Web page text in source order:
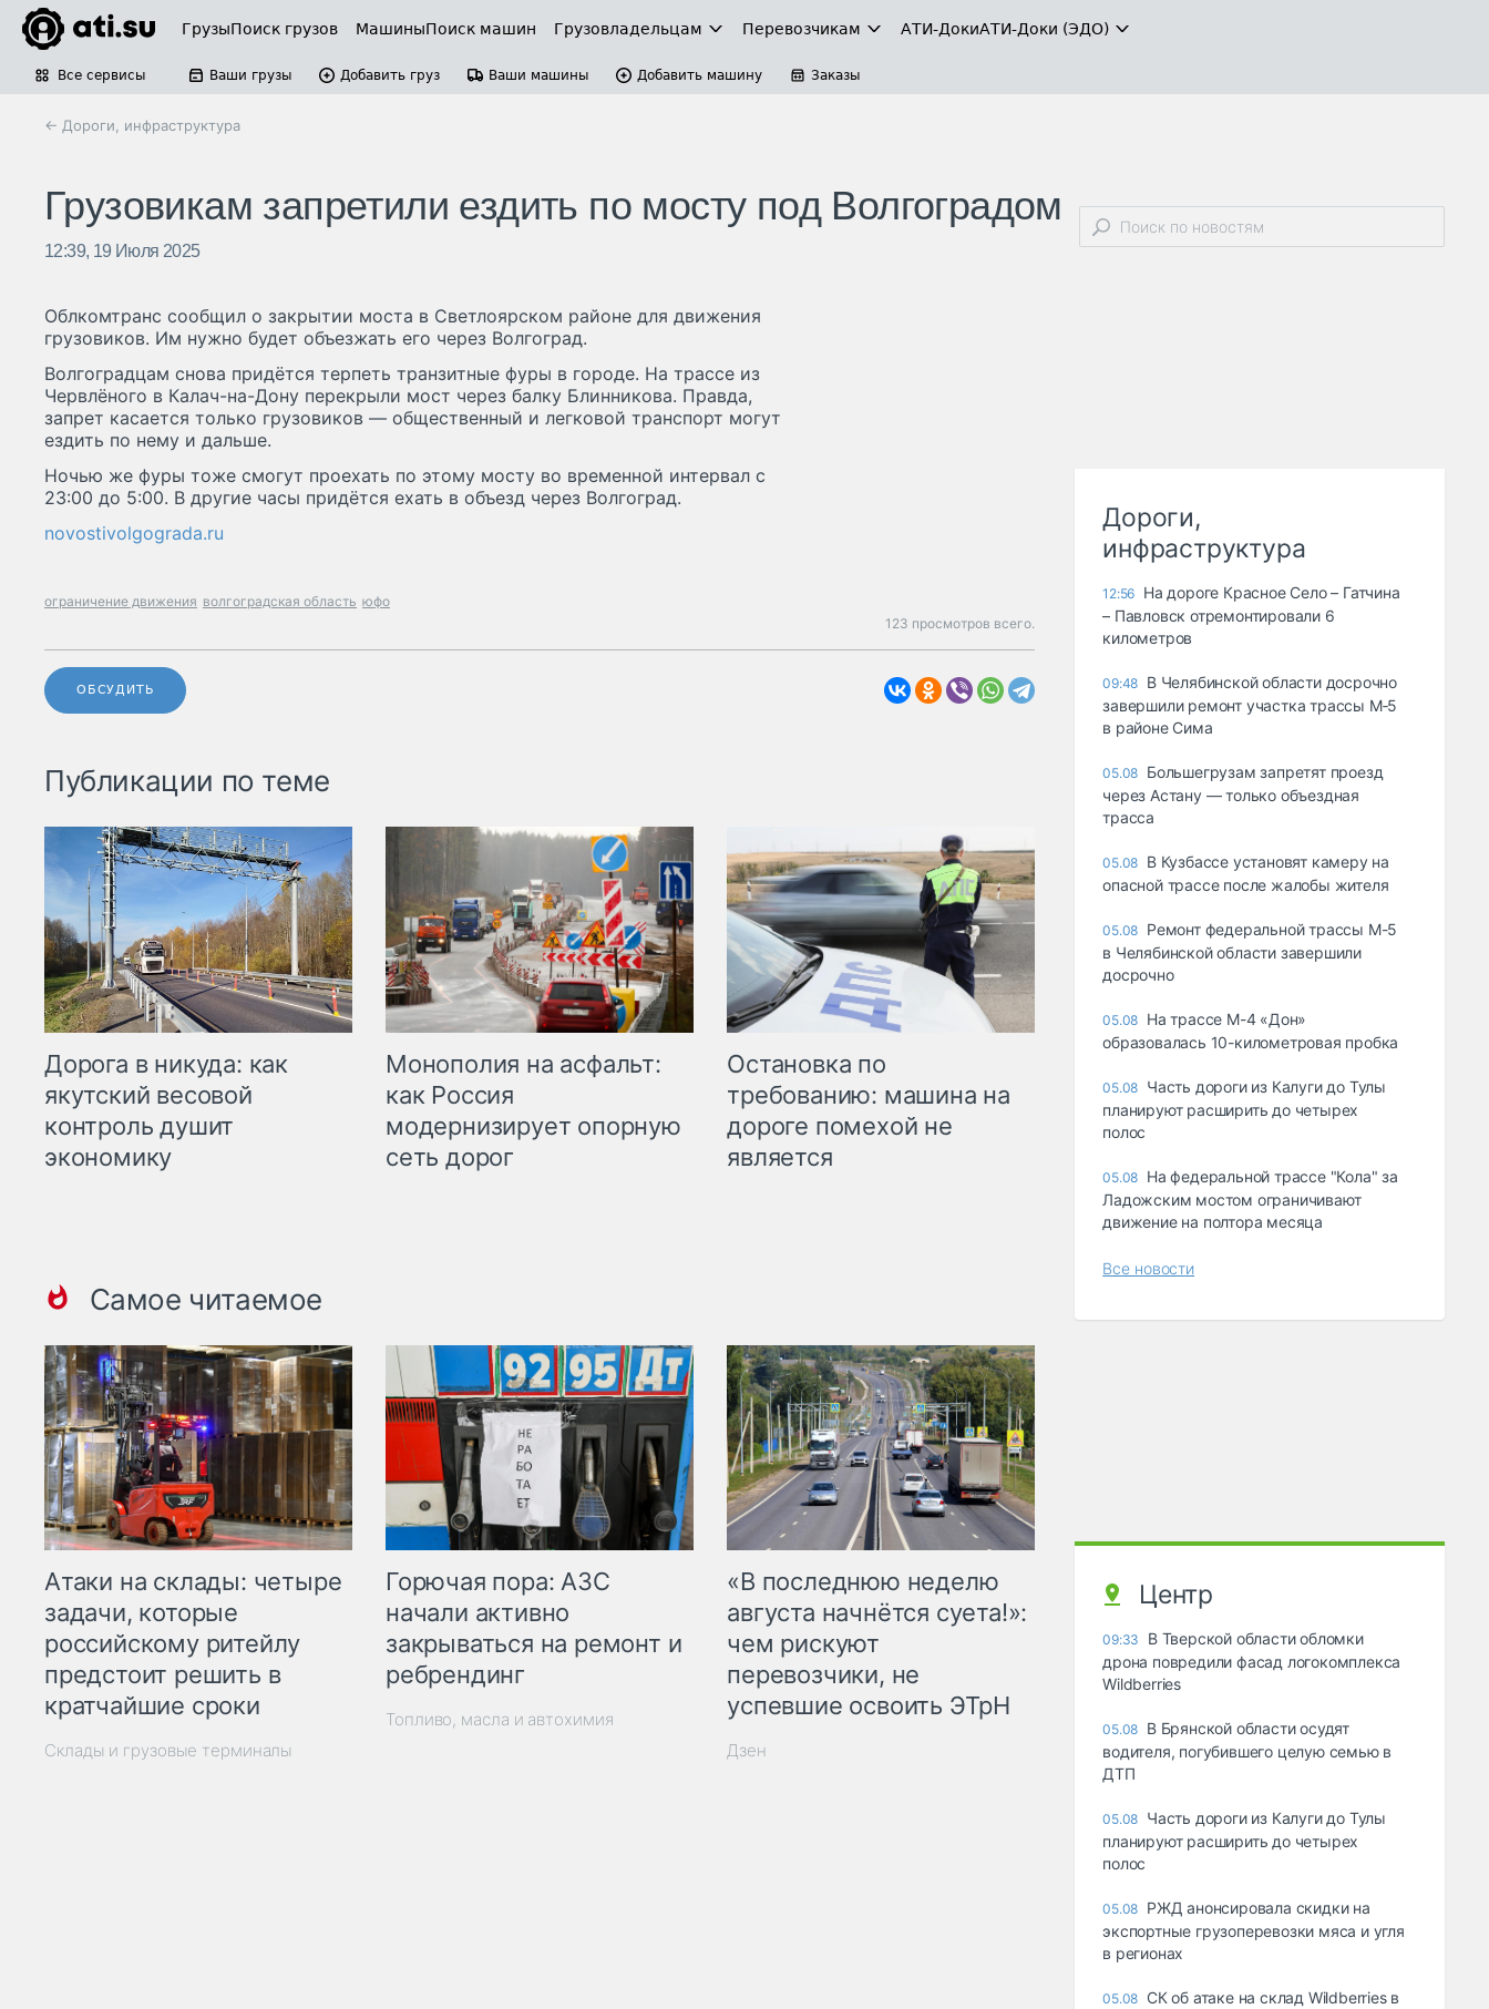
ГрузыПоиск грузов МашиныПоиск машин Грузовладельцам Перевозчикам АТИ-ДокиАТИ-Доки (ЭДО)
Все сервисы Ваши грузы Добавить груз Ваши машины Добавить машину Заказы
← Дороги, инфраструктура
Грузовикам запретили ездить по мосту под Волгоградом
12:39, 19 Июля 2025
Облкомтранс сообщил о закрытии моста в Светлоярском районе для движения
грузовиков. Им нужно будет объезжать его через Волгоград.
Волгоградцам снова придётся терпеть транзитные фуры в городе. На трассе из
Червлёного в Калач-на-Дону перекрыли мост через балку Блинникова. Правда,
запрет касается только грузовиков — общественный и легковой транспорт могут
ездить по нему и дальше.
Ночью же фуры тоже смогут проехать по этому мосту во временной интервал с
23:00 до 5:00. В другие часы придётся ехать в объезд через Волгоград.
novostivolgograda.ru
ограничение движения волгоградская область юфо
123 просмотров всего.
ОБСУДИТЬ
Публикации по теме
Дорога в никуда: как
якутский весовой
контроль душит
экономику
Монополия на асфальт:
как Россия
модернизирует опорную
сеть дорог
Остановка по
требованию: машина на
дороге помехой не
является
Самое читаемое
Атаки на склады: четыре
задачи, которые
российскому ритейлу
предстоит решить в
кратчайшие сроки
Склады и грузовые терминалы
Горючая пора: АЗС
начали активно
закрываться на ремонт и
ребрендинг
Топливо, масла и автохимия
«В последнюю неделю
августа начнётся суета!»:
чем рискуют
перевозчики, не
успевшие освоить ЭТрН
Дзен
Дороги,
инфраструктура
12:56 На дороге Красное Село – Гатчина
– Павловск отремонтировали 6
километров
09:48 В Челябинской области досрочно
завершили ремонт участка трассы М‑5
в районе Сима
05.08 Большегрузам запретят проезд
через Астану — только объездная
трасса
05.08 В Кузбассе установят камеру на
опасной трассе после жалобы жителя
05.08 Ремонт федеральной трассы М-5
в Челябинской области завершили
досрочно
05.08 На трассе М-4 «Дон»
образовалась 10-километровая пробка
05.08 Часть дороги из Калуги до Тулы
планируют расширить до четырех
полос
05.08 На федеральной трассе "Кола" за
Ладожским мостом ограничивают
движение на полтора месяца
Все новости
Центр
09:33
В Тверской области обломки
дрона повредили фасад логокомплекса
Wildberries
05.08 В Брянской области осудят
водителя, погубившего целую семью в
ДТП
05.08 Часть дороги из Калуги до Тулы
планируют расширить до четырех
полос
05.08 РЖД анонсировала скидки на
экспортные грузоперевозки мяса и угля
в регионах
05.08 СК об атаке на склад Wildberries в